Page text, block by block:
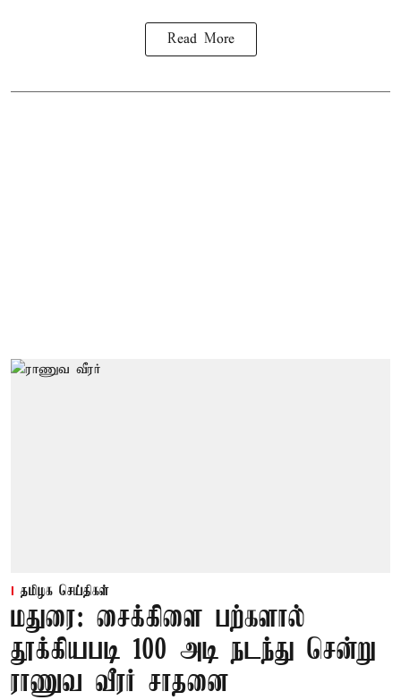
Read More
தமிழக செய்திகள்
மதுரை: சைக்கிளை பற்களால்
தூக்கியபடி 100 அடி நடந்து சென்று
ராணுவ வீரர் சாதனை